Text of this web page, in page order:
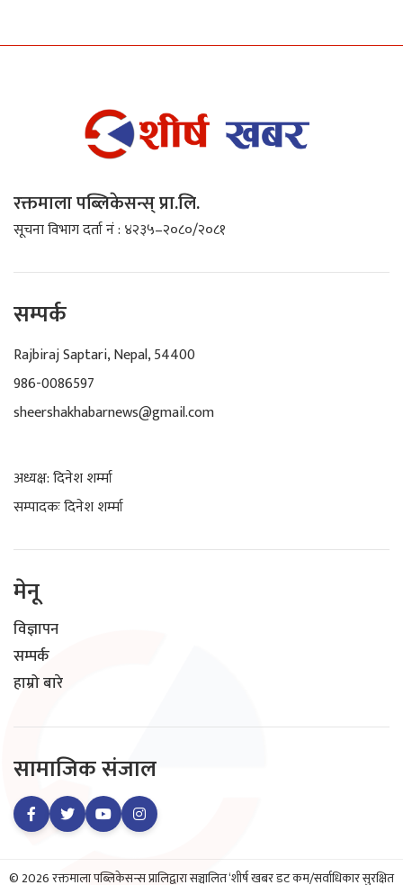
रक्तमाला पब्लिकेसन्स् प्रा.लि.
सूचना विभाग दर्ता नं : ४२३५–२०८०/२०८१
सम्पर्क
Rajbiraj Saptari, Nepal, 54400
986-0086597
sheershakhabarnews@gmail.com
अध्यक्ष: दिनेश शर्म्मा
सम्पादकः दिनेश शर्म्मा
मेनू
विज्ञापन
सम्पर्क
हाम्रो बारे
सामाजिक संजाल
© 2026 रक्तमाला पब्लिकेसन्स प्रालिद्वारा सञ्चालित ‘शीर्ष खबर डट कम/सर्वाधिकार सुरक्षित